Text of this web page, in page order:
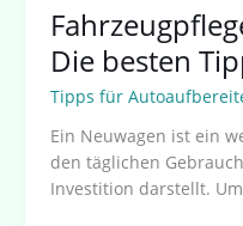
Die besten
Tipps für
Ein Neuwagen ist ein
den täglichen
Investition darstellt.